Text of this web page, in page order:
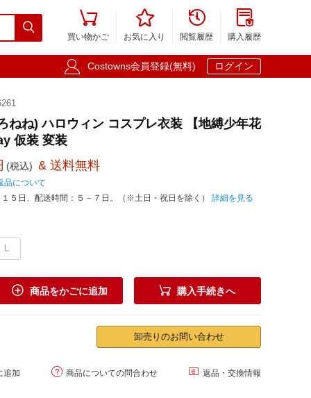


買い物かご

お気に入り

閲覧履歴

購入履歴
 Costowns会員登録(無料) ログイン
ねね) ハロウィン コスプレ衣装 【地縛少年花
仮装 変装
(税込) & 送料無料
品について
５日、配送時間：５－７日。（※土日・祝日を除く） 詳細を見る
L
 商品をかごに追加  購入手続きへ
卸売りのお問い合わせ
追加  商品についての問合わせ  返品・交換情報